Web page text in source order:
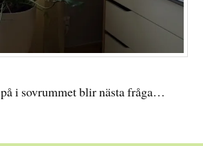
på i sovrummet blir nästa fråga…